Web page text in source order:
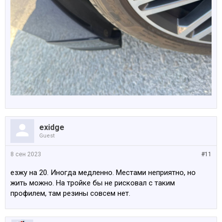
exidge
Guest
#11
8 сен 2023
езжу на 20. Иногда медленно. Местами неприятно, но
жить можно. На тройке бы не рисковал с таким
профилем, там резины совсем нет.